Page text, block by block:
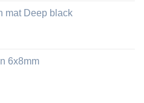
mat Deep black
6x8mm